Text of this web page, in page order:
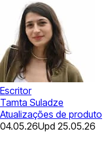
Escritor
Tamta Suladze
Atualizações de produto
04.05.26Upd 25.05.26